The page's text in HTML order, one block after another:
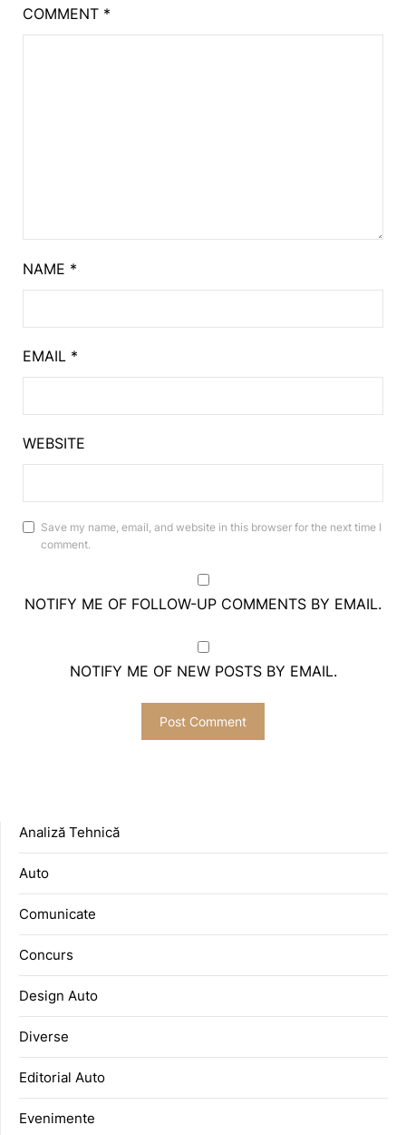
COMMENT *
NAME *
EMAIL *
WEBSITE
Save my name, email, and website in this browser for the next time I
comment.
NOTIFY ME OF FOLLOW-UP COMMENTS BY EMAIL.
NOTIFY ME OF NEW POSTS BY EMAIL.
Analiză Tehnică
Auto
Comunicate
Concurs
Design Auto
Diverse
Editorial Auto
Evenimente